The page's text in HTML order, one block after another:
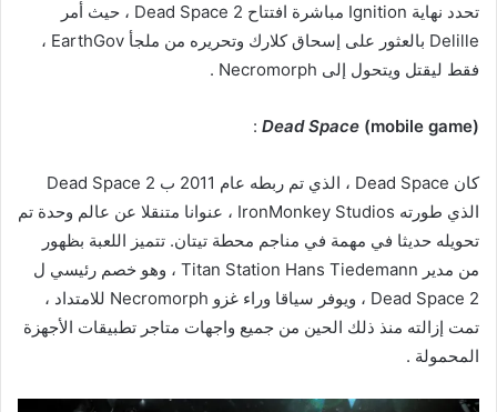
تحدد نهاية Ignition مباشرة افتتاح Dead Space 2 ، حيث أمر
Delille بالعثور على إسحاق كلارك وتحريره من ملجأ EarthGov ،
فقط ليقتل ويتحول إلى Necromorph .
Dead Space (mobile game)
:
كان Dead Space ، الذي تم ربطه عام 2011 ب Dead Space 2
الذي طورته IronMonkey Studios ، عنوانا متنقلا عن عالم وحدة تم
تحويله حديثا في مهمة في مناجم محطة تيتان. تتميز اللعبة بظهور
من مدير Titan Station Hans Tiedemann ، وهو خصم رئيسي ل
Dead Space 2 ، ويوفر سياقا وراء غزو Necromorph للامتداد ،
تمت إزالته منذ ذلك الحين من جميع واجهات متاجر تطبيقات الأجهزة
المحمولة .